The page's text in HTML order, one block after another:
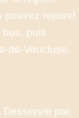
pouvez
bus, puis
de-Vaucluse.
Desservie par